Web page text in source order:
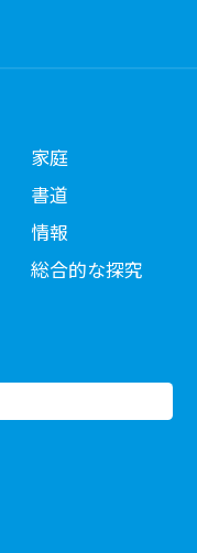
家庭
書道
情報
総合的な探究